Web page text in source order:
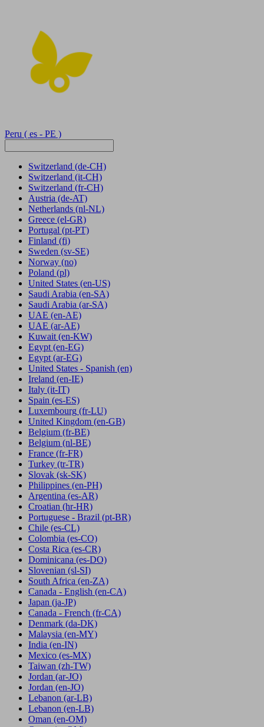
Peru ( es - PE )
Switzerland (de-CH)
Switzerland (it-CH)
Switzerland (fr-CH)
Austria (de-AT)
Netherlands (nl-NL)
Greece (el-GR)
Portugal (pt-PT)
Finland (fi)
Sweden (sv-SE)
Norway (no)
Poland (pl)
United States (en-US)
Saudi Arabia (en-SA)
Saudi Arabia (ar-SA)
UAE (en-AE)
UAE (ar-AE)
Kuwait (en-KW)
Egypt (en-EG)
Egypt (ar-EG)
United States - Spanish (en)
Ireland (en-IE)
Italy (it-IT)
Spain (es-ES)
Luxembourg (fr-LU)
United Kingdom (en-GB)
Belgium (fr-BE)
Belgium (nl-BE)
France (fr-FR)
Turkey (tr-TR)
Slovak (sk-SK)
Philippines (en-PH)
Argentina (es-AR)
Croatian (hr-HR)
Portuguese - Brazil (pt-BR)
Chile (es-CL)
Colombia (es-CO)
Costa Rica (es-CR)
Dominicana (es-DO)
Slovenian (sl-SI)
South Africa (en-ZA)
Canada - English (en-CA)
Japan (ja-JP)
Canada - French (fr-CA)
Denmark (da-DK)
Malaysia (en-MY)
India (en-IN)
Mexico (es-MX)
Taiwan (zh-TW)
Jordan (ar-JO)
Jordan (en-JO)
Lebanon (ar-LB)
Lebanon (en-LB)
Oman (en-OM)